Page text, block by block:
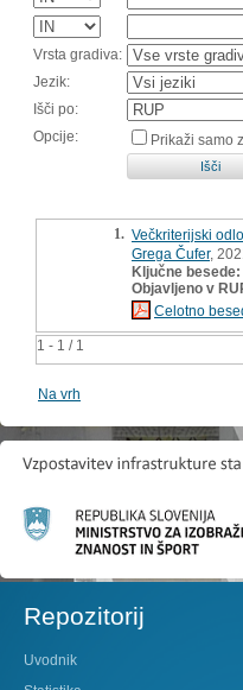
Vrsta gradiva:
Jezik:
Išči po:
Opcije:
Prikaži samo
1 - 1 / 1
1. Večkriterijski
Grega Čufer,
Ključne besede:
Objavljeno v
Celotno
Na vrh
Repozitorij
Uvodnik